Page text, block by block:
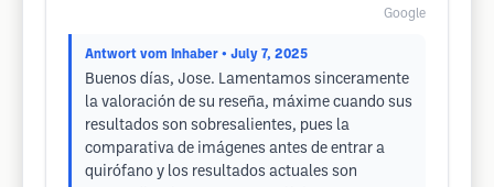
Google
Antwort vom Inhaber • July 7, 2025
Buenos días, Jose. Lamentamos sinceramente
la valoración de su reseña, máxime cuando sus
resultados son sobresalientes, pues la
comparativa de imágenes antes de entrar a
quirófano y los resultados actuales son